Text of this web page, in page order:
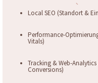
Local SEO (Standort &
Performance-
Vitals)
Tracking & Web-
Conversions)